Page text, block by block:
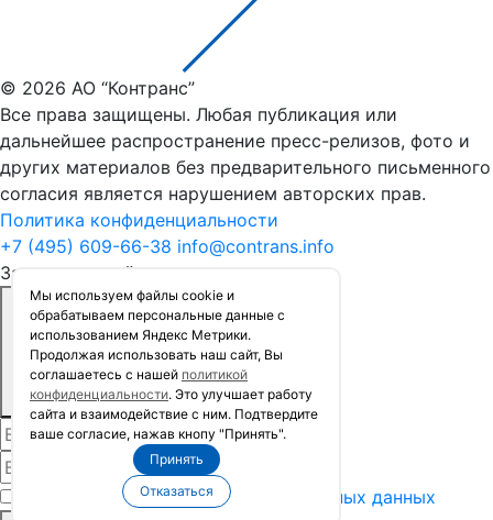
Мы используем файлы сookie и
обрабатываем персональные данные с
использованием Яндекс Метрики.
Продолжая использовать наш сайт, Вы
соглашаетесь с нашей политикой
конфиденциальности. Это улучшает работу
сайта и взаимодействие с ним. Подтвердите
ваше согласие, нажав кнопу "Принять".
Принять
Отказаться
© 2026 АО “Контранс”
Все права защищены. Любая публикация или
дальнейшее распространение пресс-релизов, фото и
других материалов без предварительного письменного
согласия является нарушением авторских прав.
Политика конфиденциальности
+7 (495) 609-66-38 info@contrans.info
Заказать расчёт стоимости
Я согласен наобработку персональных данных